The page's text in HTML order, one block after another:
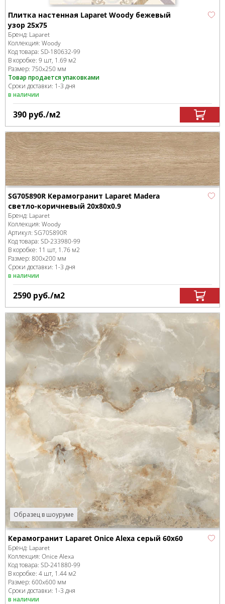
Плитка настенная Laparet Woody бежевый
узор 25х75
Бренд: Laparet
Коллекция: Woody
Код товара: SD-180632-99
В коробке: 9 шт, 1.69 м2
Размер: 750x250 мм
Товар продается упаковками
Сроки доставки: 1-3 дня
в наличии
390 руб./м2
SG705890R Керамогранит Laparet Madera
светло-коричневый 20x80x0.9
Бренд: Laparet
Коллекция: Woody
Артикул: SG705890R
Код товара: SD-233980-99
В коробке: 11 шт, 1.76 м2
Размер: 800x200 мм
Сроки доставки: 1-3 дня
в наличии
2590 руб./м2
Образец в шоуруме
Керамогранит Laparet Onice Alexa серый 60x60
Бренд: Laparet
Коллекция: Onice Alexa
Код товара: SD-241880-99
В коробке: 4 шт, 1.44 м2
Размер: 600x600 мм
Сроки доставки: 1-3 дня
в наличии